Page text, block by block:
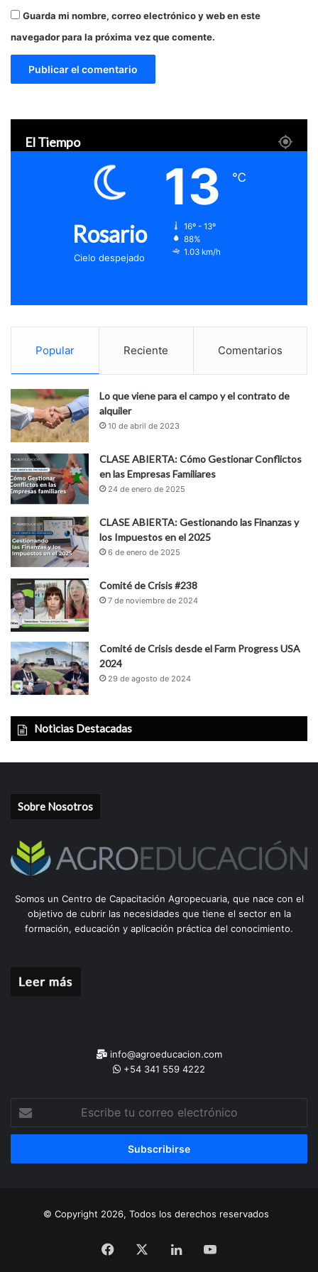
Guarda mi nombre, correo electrónico y web en este
navegador para la próxima vez que comente.
El Tiempo
Rosario
Cielo despejado
13 ℃
16º - 13º
88%
1.03 km/h
Popular Reciente Comentarios
Lo que viene para el campo y el contrato de
alquiler
10 de abril de 2023
CLASE ABIERTA: Cómo Gestionar Conflictos
en las Empresas Familiares
24 de enero de 2025
CLASE ABIERTA: Gestionando las Finanzas y
los Impuestos en el 2025
6 de enero de 2025
Comité de Crisis #238
7 de noviembre de 2024
Comité de Crisis desde el Farm Progress USA
2024
29 de agosto de 2024
Noticias Destacadas
Sobre Nosotros
Somos un Centro de Capacitación Agropecuaria, que nace con el
objetivo de cubrir las necesidades que tiene el sector en la
formación, educación y aplicación práctica del conocimiento.
info@agroeducacion.com
+54 341 559 4222
correo
© Copyright 2026, Todos los derechos reservados
Facebook LinkedInYouTube